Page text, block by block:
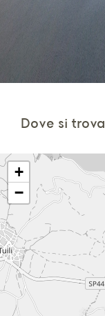
Dove si trova
+
−